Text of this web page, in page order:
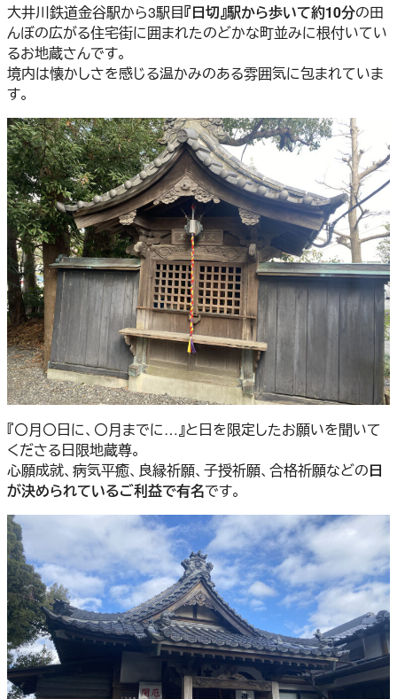
大井川鉄道金谷駅から3駅目『日切』駅から歩いて約10分の田
んぼの広がる住宅街に囲まれたのどかな町並みに根付いてい
るお地蔵さんです。
境内は懐かしさを感じる温かみのある雰囲気に包まれていま
す。
『〇月〇日に、〇月までに…』と日を限定したお願いを聞いて
くださる日限地蔵尊。
心願成就、病気平癒、良縁祈願、子授祈願、合格祈願などの日
が決められているご利益で有名です。